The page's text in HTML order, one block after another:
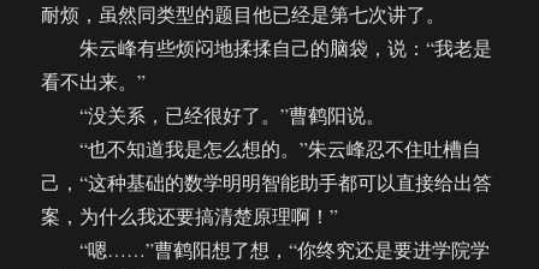
耐烦，虽然同类型的题目他已经是第七次讲了。
朱云峰有些烦闷地揉揉自己的脑袋，说：“我老是
看不出来。”
“没关系，已经很好了。”曹鹤阳说。
“也不知道我是怎么想的。”朱云峰忍不住吐槽自
己，“这种基础的数学明明智能助手都可以直接给出答
案，为什么我还要搞清楚原理啊！”
“嗯……”曹鹤阳想了想，“你终究还是要进学院学